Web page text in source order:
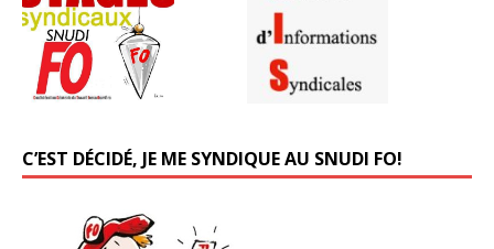
C’EST DÉCIDÉ, JE ME SYNDIQUE AU SNUDI FO!